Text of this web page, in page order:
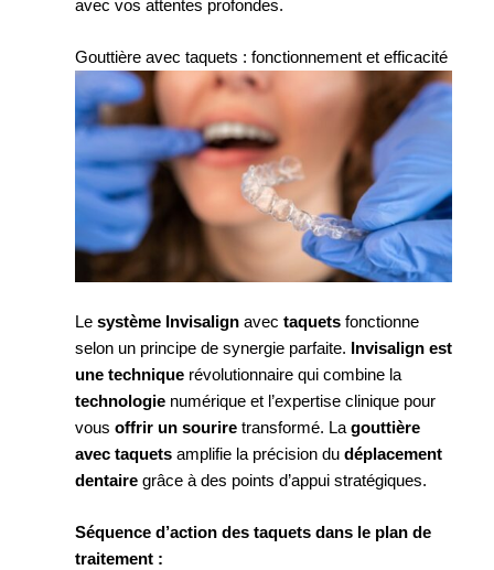
avec vos attentes profondes.
Gouttière avec taquets : fonctionnement et efficacité
Le système Invisalignavec taquetsfonctionne
selon un principe de synergie parfaite.
Invisalign est
une techniquerévolutionnaire qui combine la
technologienumérique et l’expertise clinique pour
vous offrir un souriretransformé. La gouttière
avec taquetsamplifie la précision du déplacement
dentairegrâce à des points d’appui stratégiques.
Séquence d’action des taquets dans le plan de
traitement :